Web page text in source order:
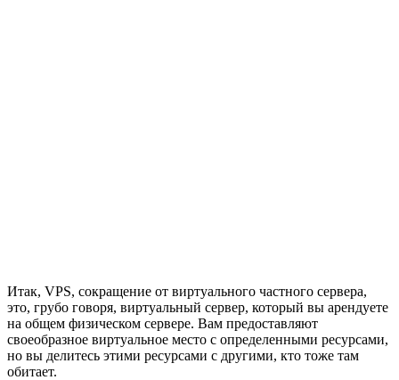
Итак, VPS, сокращение от виртуального частного сервера,
это, грубо говоря, виртуальный сервер, который вы арендуете
на общем физическом сервере. Вам предоставляют
своеобразное виртуальное место с определенными ресурсами,
но вы делитесь этими ресурсами с другими, кто тоже там
обитает.